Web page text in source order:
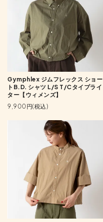
Gymphlex ジムフレックス ショー
トB.D. シャツ L/S T/Cタイプライ
ター【ウィメンズ】
9,900円(税込)